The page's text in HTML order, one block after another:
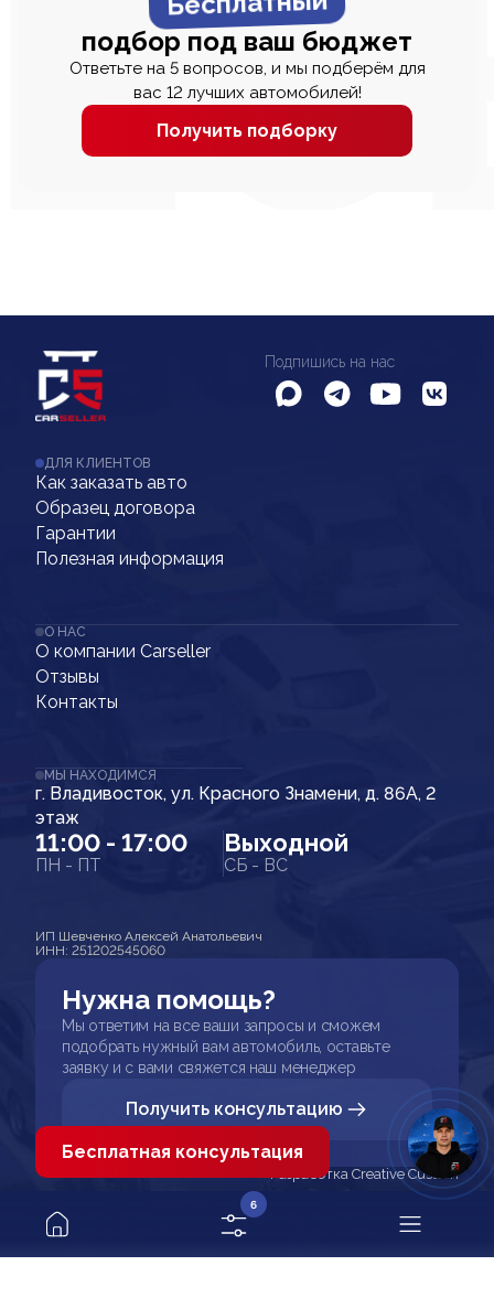
подбор под ваш бюджет
Ответьте на 5 вопросов, и мы подберём для
вас 12 лучших автомобилей!
Получить подборку
Подпишись на нас
ДЛЯ КЛИЕНТОВ
Как заказать авто
Образец договора
Гарантии
Полезная информация
О НАС
О компании Carseller
Отзывы
Контакты
МЫ НАХОДИМСЯ
г. Владивосток, ул. Красного Знамени, д. 86А, 2
этаж
11:00 - 17:00
ПН - ПТ
Выходной
СБ - ВС
ИП Шевченко Алексей Анатольевич
ИНН: 251202545060
Нужна помощь?
Мы ответим на все ваши запросы и сможем
подобрать нужный вам автомобиль, оставьте
заявку и с вами свяжется наш менеджер
Получить консультацию
Разработка Creative Custom
6
Бесплатная консультация